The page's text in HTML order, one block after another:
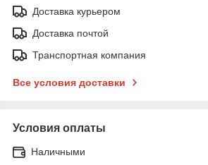
Доставка курьером
Доставка почтой
Транспортная компания
Все условия доставки
Условия оплаты
Наличными